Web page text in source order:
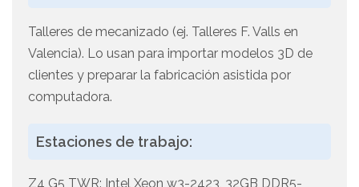
Talleres de mecanizado (ej. Talleres F. Valls en
Valencia). Lo usan para importar modelos 3D de
clientes y preparar la fabricación asistida por
computadora.
Estaciones de trabajo:
Z4 G5 TWR: Intel Xeon w3-2423, 32GB DDR5-